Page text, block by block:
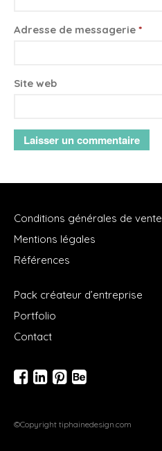
Adresse de messagerie *
Site web
Conditions générales de vente
Mentions légales
Références
Pack créateur d’entreprise
Portfolio
Contact
©Copyright tiphainedesign.com